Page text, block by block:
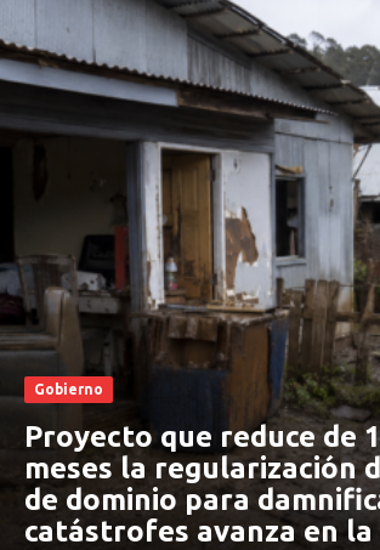
Gobierno
Proyecto que reduce de
meses la regularización
de dominio para
catástrofes avanza en la